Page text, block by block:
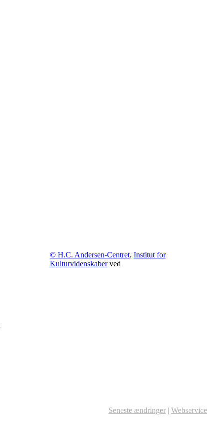
© H.C. Andersen-Centret, Institut for
Kulturvidenskaberved
Seneste ændringer | Webservice